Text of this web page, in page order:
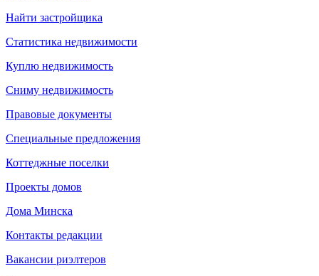
Найти застройщика
Статистика недвижимости
Куплю недвижимость
Сниму недвижимость
Правовые документы
Специальные предложения
Коттеджные поселки
Проекты домов
Дома Минска
Контакты редакции
Вакансии риэлтеров